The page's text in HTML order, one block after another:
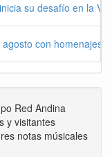
su desafío en la
con homenajes
Red Andina
y visitantes
notas músicales